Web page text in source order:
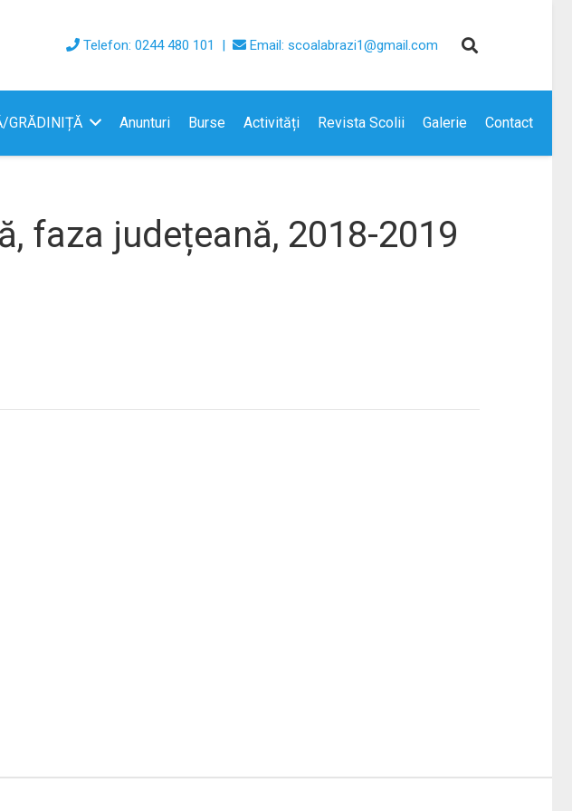
Telefon: 0244 480 101 | Email: scoalabrazi1@gmail.com
GRĂDINIȚĂ Anunturi Burse Activități Revista Scolii Galerie Contact
faza județeană, 2018-2019